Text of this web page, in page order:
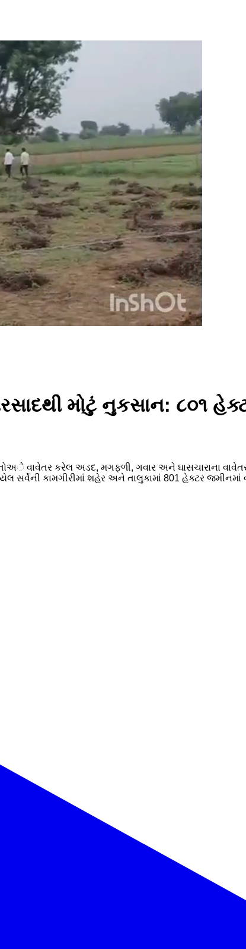
મોટું નુકસાન: ૮૦૧
વાવેતર કરેલ અડદ, મગફળી, ગવાર અને ઘાસચારાના
સર્વેની કામગીરીમાં શહેર અને તાલુકામાં 801 હેક્ટર